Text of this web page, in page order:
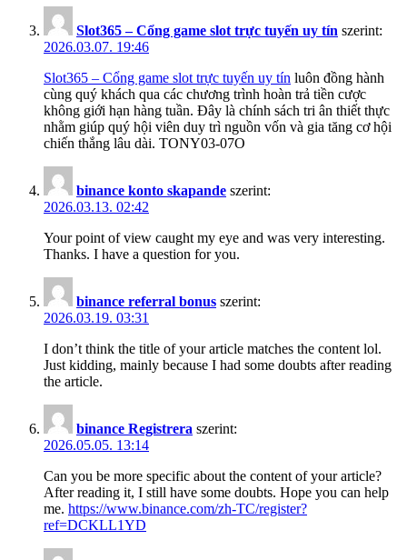
Slot365 – Cổng game slot trực tuyến uy tín szerint:
2026.03.07. 19:46
Slot365 – Cổng game slot trực tuyến uy tín luôn đồng hành
cùng quý khách qua các chương trình hoàn trả tiền cược
không giới hạn hàng tuần. Đây là chính sách tri ân thiết thực
nhằm giúp quý hội viên duy trì nguồn vốn và gia tăng cơ hội
chiến thắng lâu dài. TONY03-07O
binance konto skapande szerint:
2026.03.13. 02:42
Your point of view caught my eye and was very interesting.
Thanks. I have a question for you.
binance referral bonus szerint:
2026.03.19. 03:31
I don’t think the title of your article matches the content lol.
Just kidding, mainly because I had some doubts after reading
the article.
binance Registrera szerint:
2026.05.05. 13:14
Can you be more specific about the content of your article?
After reading it, I still have some doubts. Hope you can help
me. https://www.binance.com/zh-TC/register?
ref=DCKLL1YD